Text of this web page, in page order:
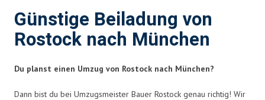
Günstige Beiladung von
Rostock nach München
Du planst einen Umzug von Rostock nach München?
Dann bist du bei Umzugsmeister Bauer Rostock genau richtig! Wir